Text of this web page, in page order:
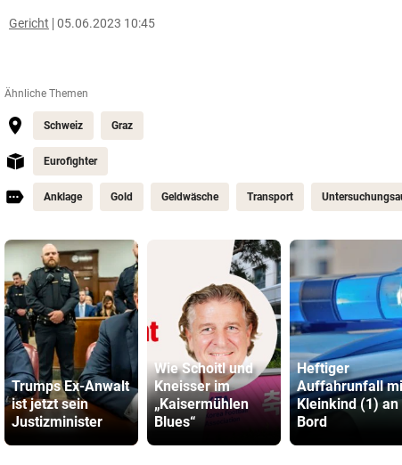
Gericht 05.06.2023 10:45
Ähnliche Themen
Schweiz Graz
Eurofighter
Anklage Gold Geldwäsche Transport
Trumps Ex-Anwalt
ist jetzt sein
Justizminister
Wie Schoitl und
Kneisser im
„Kaisermühlen
Blues“
Heftiger
Auffahrunfall
Kleinkind (1) an
Bord